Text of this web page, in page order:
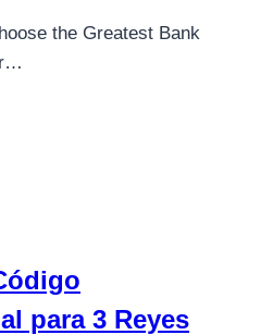
the Greatest Bank
para 3 Reyes